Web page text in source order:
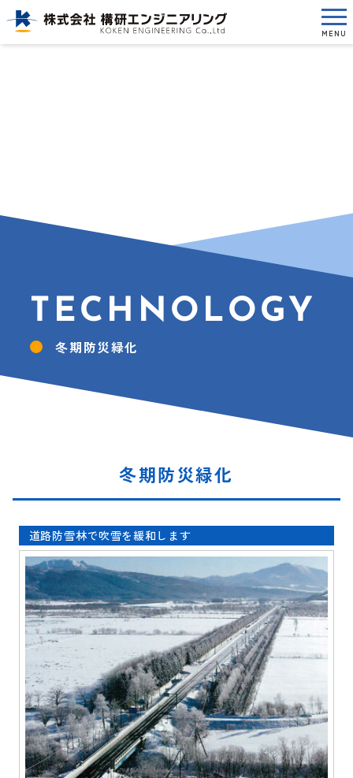
MENU
TECHNOLOGY
冬期防災緑化
冬期防災緑化
道路防雪林で吹雪を緩和します